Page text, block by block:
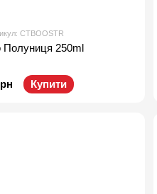
CTBOOSTR
Полуниця 250ml
Купити